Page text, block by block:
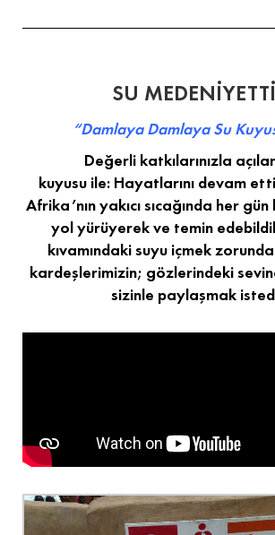
SU
“Damlaya Damlaya Su
Değerli katkılarınızla
kuyusu ile: Hayatlarını devam
Afrika’nın yakıcı sıcağında her
yol yürüyerek ve temin
kıvamındaki suyu içmek
kardeşlerimizin; gözlerindeki
sizinle paylaşmak